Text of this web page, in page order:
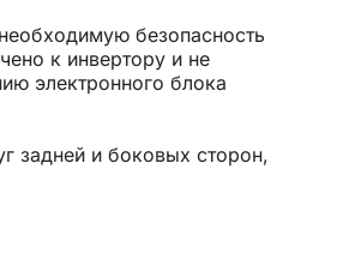
безопасность
к инвертору и не
электронного блока
задней и боковых сторон,
Позаботьтесь о том,